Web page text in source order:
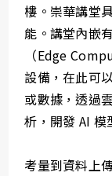
樓。崇華講堂
能。講堂內嵌
（Edge
設備，在此可
或數據，透過
析，開發 AI 模
考量到資料上